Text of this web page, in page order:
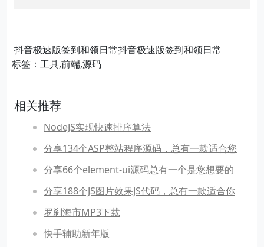
抖音极速版签到和领日常抖音极速版签到和领日常
标签：工具,前端,源码
相关推荐
NodeJS实现快速排序算法
分享134个ASP整站程序源码，总有一款适合您
分享66个element-ui源码总有一个是您想要的
分享188个JS图片效果JS代码，总有一款适合你
罗刹海市MP3下载
快手辅助新年版